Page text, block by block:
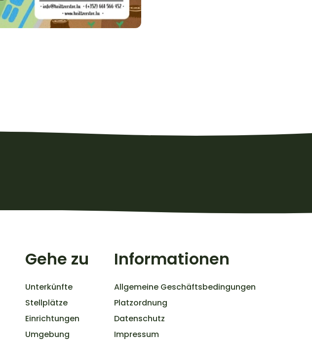
Gehe zu
Unterkünfte
Stellplätze
Einrichtungen
Umgebung
Informationen
Allgemeine Geschäftsbedingungen
Platzordnung
Datenschutz
Impressum